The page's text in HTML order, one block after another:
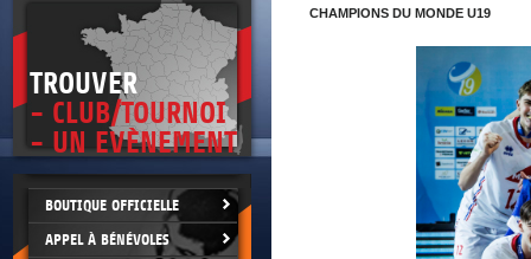
TROUVER
- CLUB/TOURNOI
- UN EVÈNEMENT
BOUTIQUE OFFICIELLE
APPEL À BÉNÉVOLES
CHAMPIONS DU MONDE U19